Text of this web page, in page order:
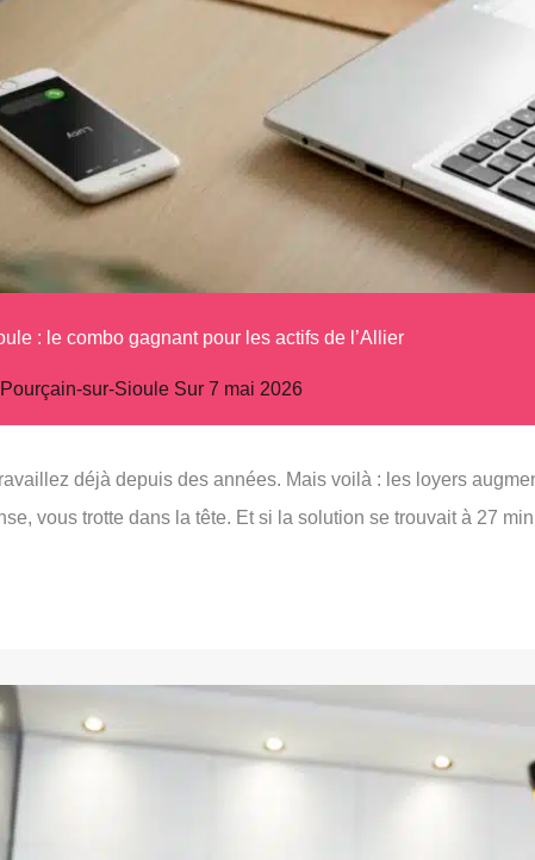
: le combo gagnant pour les actifs de l’Allier
sur-Sioule Sur7 mai 2026
déjà depuis des années. Mais voilà : les loyers
vous trotte dans la tête. Et si la solution se trouvait à 27